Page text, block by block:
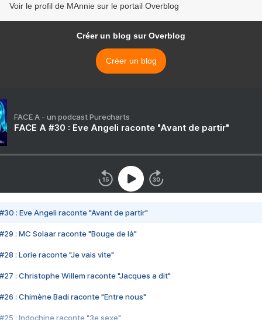
Voir le profil de MAnnie sur le portail Overblog
Créer un blog sur Overblog
Créer un blog
FACE A - un podcast Purecharts
FACE A #30 : Eve Angeli raconte "Avant de partir"
#30 : Eve Angeli raconte "Avant de partir"
#29 : MC Solaar raconte "Bouge de là"
#28 : Lorie raconte "Je vais vite"
#27 : Christophe Willem raconte "Jacques a dit"
#26 : Chimène Badi raconte "Entre nous"
#25 : Indochine raconte "3e sexe"